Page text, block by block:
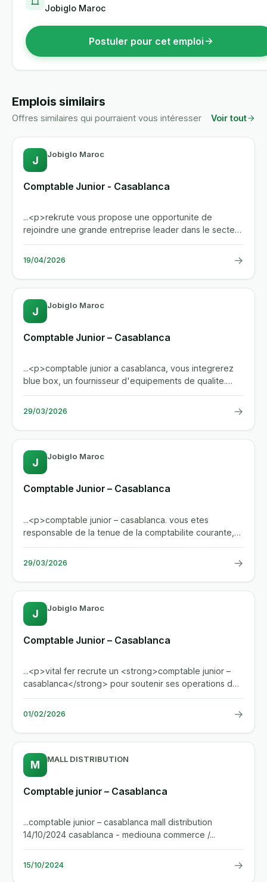
Jobiglo Maroc
Postuler pour cet emploi
Emplois similairs
Offres similaires qui pourraient vous intéresser Voir tout
J Jobiglo Maroc
Comptable Junior - Casablanca
...<p>rekrute vous propose une opportunite de
rejoindre une grande entreprise leader dans le secteur
bancaire a...
19/04/2026 →
J Jobiglo Maroc
Comptable Junior – Casablanca
...<p>comptable junior a casablanca, vous integrerez
blue box, un fournisseur d'equipements de qualite.
vous serez...
29/03/2026 →
J Jobiglo Maroc
Comptable Junior – Casablanca
...<p>comptable junior – casablanca. vous etes
responsable de la tenue de la comptabilite courante,
du suivi de la...
29/03/2026 →
J Jobiglo Maroc
Comptable Junior – Casablanca
...<p>vital fer recrute un <strong>comptable junior –
casablanca</strong> pour soutenir ses operations de
metallurgie et...
01/02/2026 →
M MALL DISTRIBUTION
Comptable junior – Casablanca
...comptable junior – casablanca mall distribution
14/10/2024 casablanca - mediouna commerce /...
15/10/2024 →